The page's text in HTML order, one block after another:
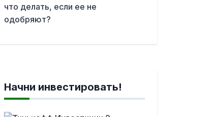
что делать, если ее не
одобряют?
Начни инвестировать!